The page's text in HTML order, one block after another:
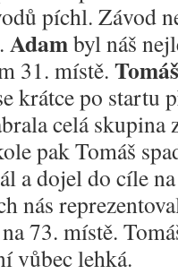
píchl. Závod
Adambyl náš
31. místě.
krátce po startu
celá
pak Tomáš
a dojel do cíle
nás
73. místě.
vůbec lehká.